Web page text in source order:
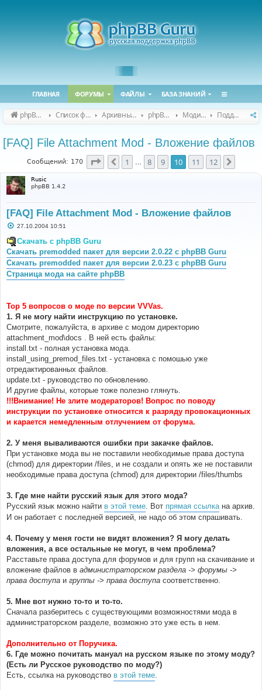
ГЛАВНАЯ ФОРУМЫ ФАЙЛЫ БАЗА ЗНАНИЙ
phpBB Guru Список форумов Архивные форумы phpBB 2.0.x (архив) Модификация phpBB 2.0.x Поддержка модов для phpBB 2.0.x
[FAQ] File Attachment Mod - Вложение файлов
Сообщений: 170 Страница10 из 12
Пред.
1 8 9 10 11 12
Rusic
phpBB 1.4.2
[FAQ] File Attachment Mod - Вложение файлов
С
о
б
щ
е
н
и
е
27.10.2004 10:51
Скачать с phpBB Guru
Скачать premodded пакет для версии 2.0.22 с phpBB Guru
Скачать premodded пакет для версии 2.0.23 с phpBB Guru
Страница мода на сайте phpBB
Top 5 вопросов о моде по версии VVVas.
1. Я не могу найти инструкцию по установке.
Смотрите, пожалуйста, в архиве с модом директорию
attachment_mod\docs . В ней есть файлы:
install.txt - полная установка мода.
install_using_premod_files.txt - установка с помошью уже
отредактированных файлов.
update.txt - руководство по обновлению.
И другие файлы, которые тоже полезно глянуть.
!!!Внимание! Не злите модераторов! Вопрос по поводу
инструкции по установке относится к разряду провокационных
и карается немедленным отлучением от форума.
2. У меня вываливаются ошибки при закачке файлов.
При установке мода вы не поставили необходимые права доступа
(chmod) для директории /files, и не создали и опять же не поставили
необходимые права доступа (chmod) для директории /files/thumbs
3. Где мне найти русский язык для этого мода?
Русский язык можно найти в этой теме. Вот прямая ссылкана архив.
И он работает с последней версией, не надо об этом спрашивать.
4. Почему у меня гости не видят вложения? Я могу делать
вложения, а все остальные не могут, в чем проблема?
Расставьте права доступа для форумов и для групп на скачивание и
вложение файлов в администраторском раздела -> форумы ->
права доступа и группы -> права доступа соответственно.
5. Мне вот нужно то-то и то-то.
Сначала разберитесь с существующими возможностями мода в
администраторском разделе, возможно это уже есть в нем.
Дополнительно от Поручика.
6. Где можно почитать мануал на русском языке по этому моду?
(Есть ли Русское руководство по моду?)
Есть, ссылка на руководство в этой теме.